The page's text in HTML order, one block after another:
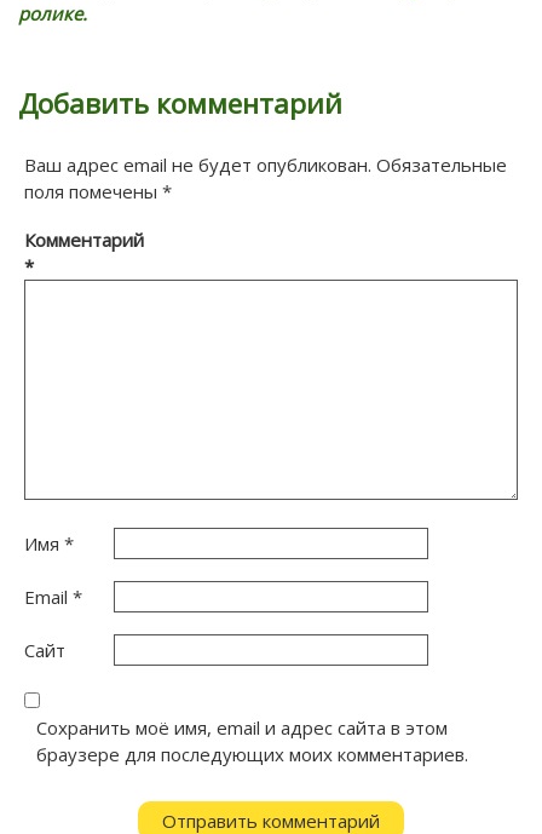
ролике.
Добавить комментарий
Ваш адрес email не будет опубликован. Обязательные
поля помечены *
Комментарий
*
Имя *
Email *
Сайт
Сохранить моё имя, email и адрес сайта в этом
браузере для последующих моих комментариев.